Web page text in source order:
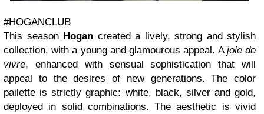
#HOGANCLUB
This season Hogan created a lively, strong and stylish
collection, with a young and glamourous appeal. Ajoie de
vivre, enhanced with sensual sophistication that will
appeal to the desires of new generations. The color
pailette is strictly graphic: white, black, silver and gold,
deployed in solid combinations. The aesthetic is vivid